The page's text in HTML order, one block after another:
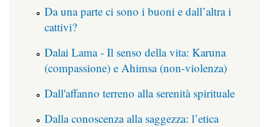
Da una parte ci sono i buoni e dall’altra i
cattivi?
Dalai Lama - Il senso della vita: Karuna
(compassione) e Ahimsa (non-violenza)
Dall'affanno terreno alla serenità spirituale
Dalla conoscenza alla saggezza: l’etica